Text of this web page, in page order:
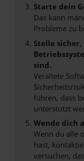
Starte dein
Das kann
Probleme zu
Stelle
sind.
Veraltete
führen, dass
unterstützt
Wende dich
Wenn du alle
hast,
versuchen,